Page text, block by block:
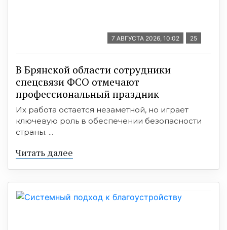
7 АВГУСТА 2026, 10:02 25
В Брянской области сотрудники
спецсвязи ФСО отмечают
профессиональный праздник
Их работа остается незаметной, но играет
ключевую роль в обеспечении безопасности
страны. ...
Читать далее